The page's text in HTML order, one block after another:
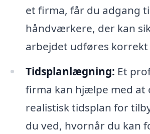
et firma, får du adgang
håndværkere, der kan
arbejdet udføres
Tidsplanlægning: Et
firma kan hjælpe med at
realistisk tidsplan for
du ved, hvornår du kan